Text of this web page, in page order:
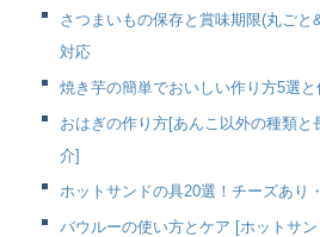
さつまいもの保存と賞味期限(丸ご
対応
焼き芋の簡単でおいしい作り方5選
おはぎの作り方[あんこ以外の種類と
介]
ホットサンドの具20選！チーズあり
バウルーの使い方とケア [ホットサ